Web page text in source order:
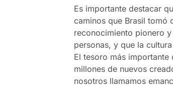
Es importante destacar
caminos que Brasil tomó
reconocimiento pionero
personas, y que la
El tesoro más
millones de nuevos
nosotros llamamos